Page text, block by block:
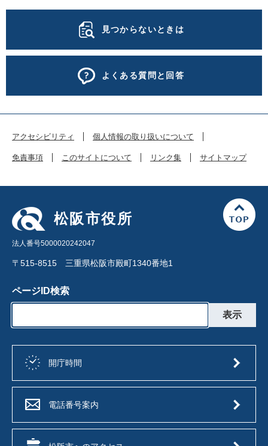
見つからないときは
よくある質問と回答
アクセシビリティ 個人情報の取り扱いについて
免責事項 このサイトについて リンク集 サイトマップ
松阪市役所
法人番号5000020242047
〒515-8515 三重県松阪市殿町1340番地1
ページID検索
開庁時間
電話番号案内